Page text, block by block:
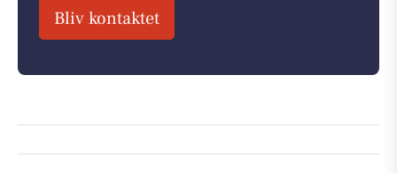
Bliv kontaktet